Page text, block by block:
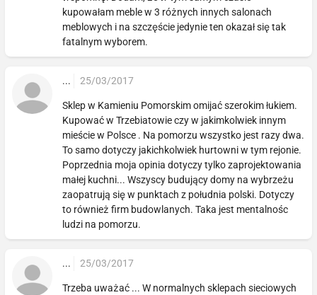
kupowałam meble w 3 różnych innych salonach
meblowych i na szczęście jedynie ten okazał się tak
fatalnym wyborem.
... 25/03/2017
Sklep w Kamieniu Pomorskim omijać szerokim łukiem.
Kupować w Trzebiatowie czy w jakimkolwiek innym
mieście w Polsce . Na pomorzu wszystko jest razy dwa.
To samo dotyczy jakichkolwiek hurtowni w tym rejonie.
Poprzednia moja opinia dotyczy tylko zaprojektowania
małej kuchni... Wszyscy budujący domy na wybrzeżu
zaopatrują się w punktach z południa polski. Dotyczy
to również firm budowlanych. Taka jest mentalnośc
ludzi na pomorzu.
... 25/03/2017
Trzeba uważać ... W normalnych sklepach sieciowych